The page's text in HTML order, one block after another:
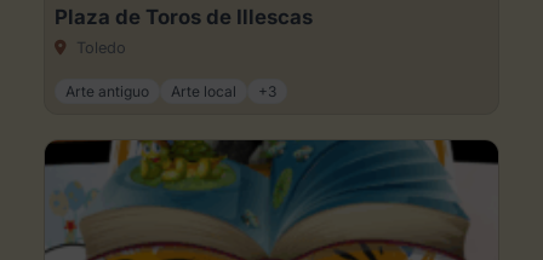
Plaza de Toros de Illescas
Toledo
Arte antiguo Arte local +3